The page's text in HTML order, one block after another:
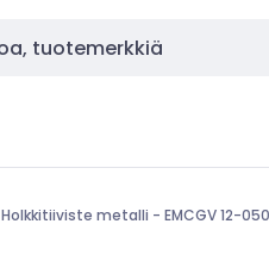
Holkkitiiviste metalli - EMCGV 12-